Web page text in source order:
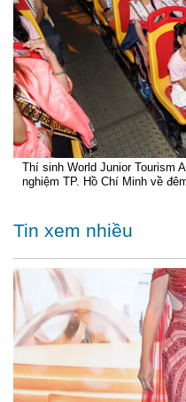
Thí sinh World Junior Tourism
nghiệm TP. Hồ Chí Minh về
Tin xem nhiều